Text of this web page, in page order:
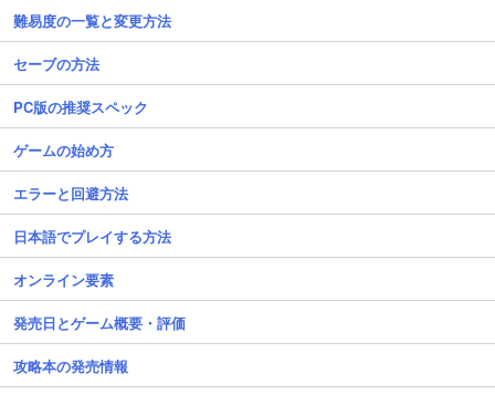
難易度の一覧と変更方法
セーブの方法
PC版の推奨スペック
ゲームの始め方
エラーと回避方法
日本語でプレイする方法
オンライン要素
発売日とゲーム概要・評価
攻略本の発売情報